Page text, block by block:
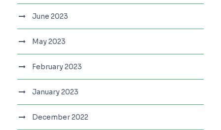
June 2023
May 2023
February 2023
January 2023
December 2022